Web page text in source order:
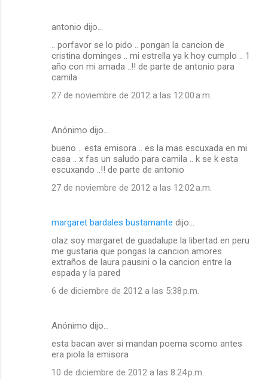
antonio dijo…
.. porfavor se lo pido .. pongan la cancion de
cristina dominges .. mi estrella ya k hoy cumplo .. 1
año con mi amada ..!! de parte de antonio para
camila
27 de noviembre de 2012 a las 12:00 a.m.
Anónimo dijo…
bueno .. esta emisora .. es la mas escuxada en mi
casa .. x fas un saludo para camila .. k se k esta
escuxando ..!! de parte de antonio
27 de noviembre de 2012 a las 12:02 a.m.
margaret bardales bustamante dijo…
olaz soy margaret de guadalupe la libertad en peru
me gustaria que pongas la cancion amores
extraños de laura pausini o la cancion entre la
espada y la pared
6 de diciembre de 2012 a las 5:38 p.m.
Anónimo dijo…
esta bacan aver si mandan poema scomo antes
era piola la emisora
10 de diciembre de 2012 a las 8:24 p.m.